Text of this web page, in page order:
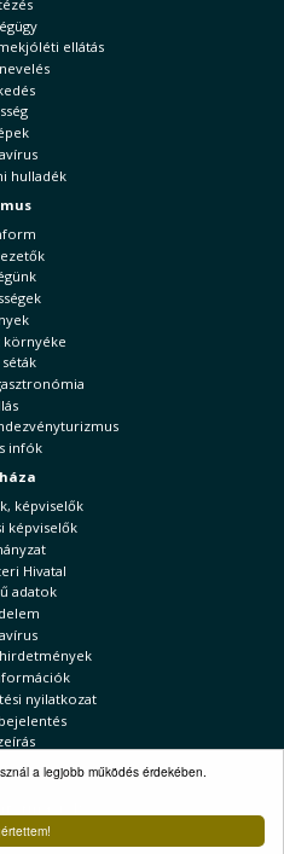
a legjobb működés érdekében.
ellátás
hulladék
környéke
infók
képviselők
képviselők
Hivatal
adatok
nyilatkozat
Hírek